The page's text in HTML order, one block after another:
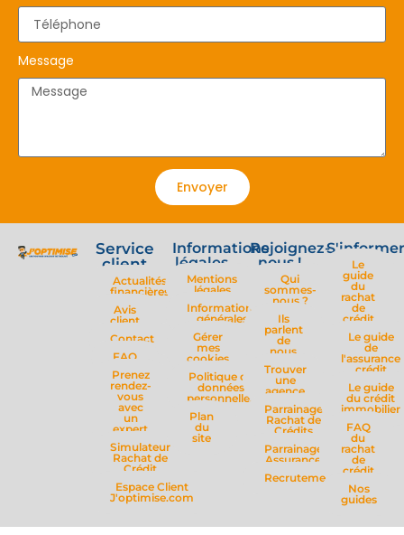
Message
Envoyer
Service
client
Actualités
financières
Avis
client
Contact
FAQ
Prenez
rendez-
vous
avec
un
expert
Simulateur
Rachat de
Crédit
Espace Client
J'optimise.com
Informations
légales
Mentions
légales
Informations
générales
Gérer
mes
cookies
Politique de
données
personnelles
Plan
du
site
Rejoignez-
nous !
Qui
sommes-
nous ?
Ils
parlent
de
nous
Trouver
une
agence
Parrainage
Rachat de
Crédits
Parrainage
Assurance
Recrutement
Le
guide
du
rachat
de
crédit
Le guide
de
l'assurance
crédit
Le guide
du crédit
immobilier
FAQ
du
rachat
de
crédit
Nos
guides